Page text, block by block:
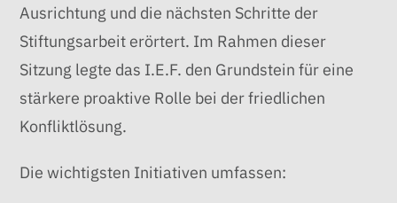
Ausrichtung und die nächsten Schritte der
Stiftungsarbeit erörtert. Im Rahmen dieser
Sitzung legte das I.E.F. den Grundstein für eine
stärkere proaktive Rolle bei der friedlichen
Konfliktlösung.
Die wichtigsten Initiativen umfassen: